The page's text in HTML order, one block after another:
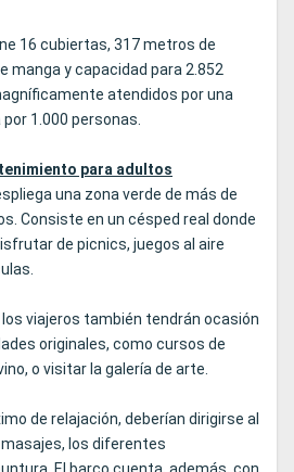
16 cubiertas, 317 metros de
manga y capacidad para 2.852
atendidos por una
1.000 personas.
para adultos
una zona verde de más de
Consiste en un césped real donde
de picnics, juegos al aire
viajeros también tendrán ocasión
originales, como cursos de
o visitar la galería de arte.
de relajación, deberían dirigirse al
los diferentes